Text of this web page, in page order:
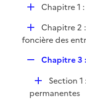
r
p
l
i
e
r
D
l
r
Chapitre 1
D
é
i
e
r
Chapitre 2
foncière des
p
l
Chapitre 3
D
é
Section
permanentes